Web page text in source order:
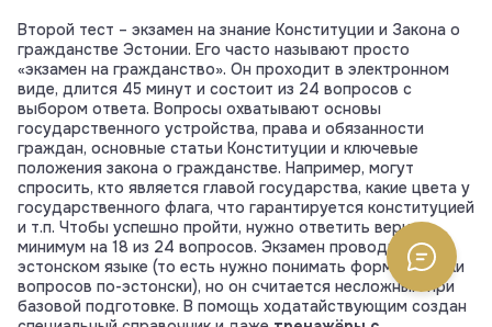
Второй тест – экзамен на знание Конституции и Закона о
гражданстве Эстонии. Его часто называют просто
«экзамен на гражданство». Он проходит в электронном
виде, длится 45 минут и состоит из 24 вопросов с
выбором ответа. Вопросы охватывают основы
государственного устройства, права и обязанности
граждан, основные статьи Конституции и ключевые
положения закона о гражданстве. Например, могут
спросить, кто является главой государства, какие цвета у
государственного флага, что гарантируется конституцией
и т.п. Чтобы успешно пройти, нужно ответить верно
минимум на 18 из 24 вопросов. Экзамен проводится на
эстонском языке (то есть нужно понимать формулировки
вопросов по-эстонски), но он считается несложным при
базовой подготовке. В помощь ходатайствующим создан